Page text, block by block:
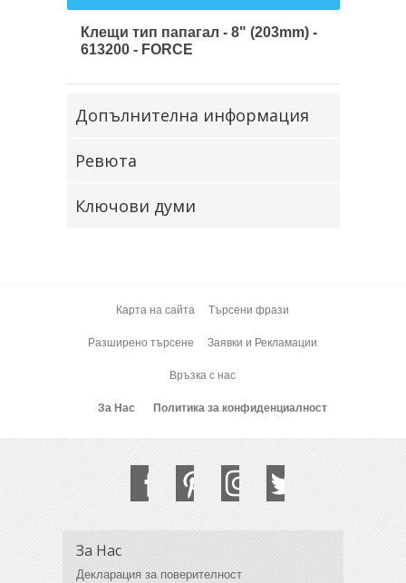
Клещи тип папагал - 8" (203mm) -
613200 - FORCE
Допълнителна информация
Ревюта
Ключови думи
Карта на сайта Търсени фрази
Разширено търсене Заявки и Рекламации
Връзка с нас
За Нас Политика за конфиденциалност
За Нас
Декларация за поверителност